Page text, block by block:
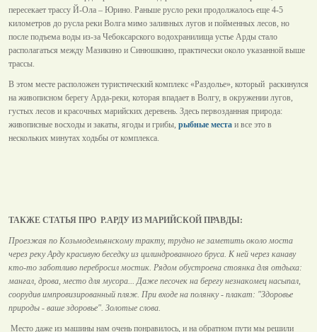
пересекает трассу Й-Ола – Юрино. Раньше русло реки продолжалось еще 4-5
километров до русла реки Волга мимо заливных лугов и пойменных лесов, но
после подъема воды из-за Чебоксарского водохранилища устье Арды стало
располагаться между Мазикино и Синюшкино, практически около указанной выше
трассы.
В этом месте расположен туристический комплекс «Раздолье», который раскинулся
на живописном берегу Арда-реки, которая впадает в Волгу, в окружении лугов,
густых лесов и красочных марийских деревень. Здесь первозданная природа:
живописные восходы и закаты, ягоды и грибы, рыбные места и все это в
нескольких минутах ходьбы от комплекса.
ТАКЖЕ СТАТЬЯ ПРО Р.АРДУ ИЗ МАРИЙСКОЙ ПРАВДЫ:
Проезжая по Козьмодемьянскому тракту, трудно не заметить около моста
через реку Арду красивую беседку из цилиндрованного бруса. К ней через канаву
кто-то заботливо перебросил мостик. Рядом обустроена стоянка для отдыха:
мангал, дрова, место для мусора... Даже песочек на берегу незнакомец насыпал,
соорудив импровизированный пляж. При входе на полянку - плакат: "Здоровье
природы - ваше здоровье". Золотые слова.
Место даже из машины нам очень понравилось, и на обратном пути мы решили